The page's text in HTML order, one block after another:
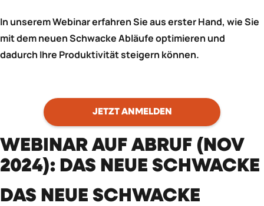
In unserem Webinar erfahren Sie aus erster Hand, wie Sie
mit dem neuen Schwacke Abläufe optimieren und
dadurch Ihre Produktivität steigern können.
JETZT ANMELDEN
WEBINAR AUF ABRUF (NOV
2024): DAS NEUE SCHWACKE
DAS NEUE SCHWACKE